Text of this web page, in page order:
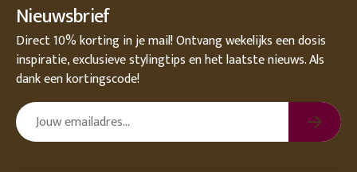
Nieuwsbrief
Direct 10% korting in je mail! Ontvang wekelijks een dosis
inspiratie, exclusieve stylingtips en het laatste nieuws. Als
dank een kortingscode!